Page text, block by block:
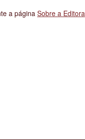
a página Sobre a Editora